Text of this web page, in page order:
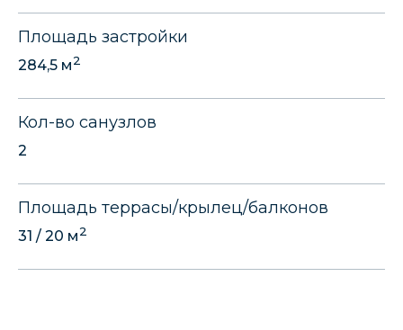
Площадь застройки
284,5 м2
Кол-во санузлов
2
Площадь террасы/крылец/балконов
31 / 20 м2
ПЛАНИРОВКА
1 этаж